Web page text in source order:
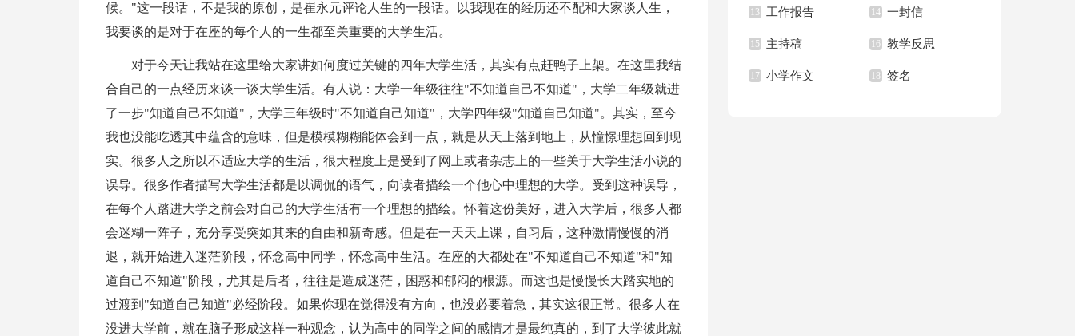
候。"这一段话，不是我的原创，是崔永元评论人生的一段话。以我现在的经历还不配和大家谈人生，
我要谈的是对于在座的每个人的一生都至关重要的大学生活。
对于今天让我站在这里给大家讲如何度过关键的四年大学生活，其实有点赶鸭子上架。在这里我结
合自己的一点经历来谈一谈大学生活。有人说：大学一年级往往"不知道自己不知道"，大学二年级就进
了一步"知道自己不知道"，大学三年级时"不知道自己知道"，大学四年级"知道自己知道"。其实，至今
我也没能吃透其中蕴含的意味，但是模模糊糊能体会到一点，就是从天上落到地上，从憧憬理想回到现
实。很多人之所以不适应大学的生活，很大程度上是受到了网上或者杂志上的一些关于大学生活小说的
误导。很多作者描写大学生活都是以调侃的语气，向读者描绘一个他心中理想的大学。受到这种误导，
在每个人踏进大学之前会对自己的大学生活有一个理想的描绘。怀着这份美好，进入大学后，很多人都
会迷糊一阵子，充分享受突如其来的自由和新奇感。但是在一天天上课，自习后，这种激情慢慢的消
退，就开始进入迷茫阶段，怀念高中同学，怀念高中生活。在座的大都处在"不知道自己不知道"和"知
道自己不知道"阶段，尤其是后者，往往是造成迷茫，困惑和郁闷的根源。而这也是慢慢长大踏实地的
过渡到"知道自己知道"必经阶段。如果你现在觉得没有方向，也没必要着急，其实这很正常。很多人在
没进大学前，就在脑子形成这样一种观念，认为高中的同学之间的感情才是最纯真的，到了大学彼此就
集八篇
13 工作报告 14 一封信
15 主持稿 16 教学反思
17 小学作文 18 签名